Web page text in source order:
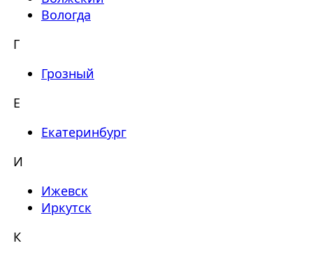
Вологда
Г
Грозный
Е
Екатеринбург
И
Ижевск
Иркутск
К